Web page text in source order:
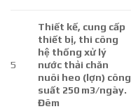
5
Thiết kế, cung cấp
thiết bị, thi công
hệ thống xử lý
nước thải chăn
nuôi heo (lợn) công
suất 250 m3/ngày.
Đêm